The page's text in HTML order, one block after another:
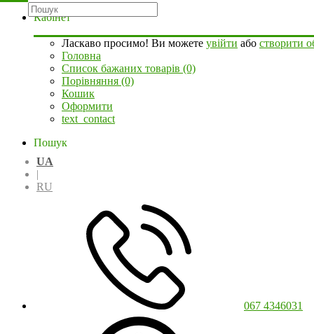
Кабінет
Ласкаво просимо! Ви можете увійти або створити
Головна
Список бажаних товарів (0)
Порівняння (0)
Кошик
Оформити
text_contact
Пошук
UA
|
RU
067 4346031